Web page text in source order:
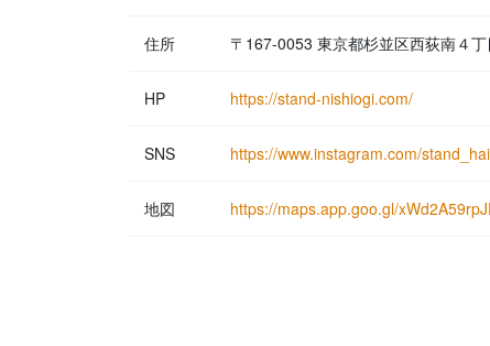
住所 〒167-0053 東京都杉並区西荻南４
HP https://stand-nishiogi.com/
SNS https://www.instagram.com/
地図 https://maps.app.goo.gl/